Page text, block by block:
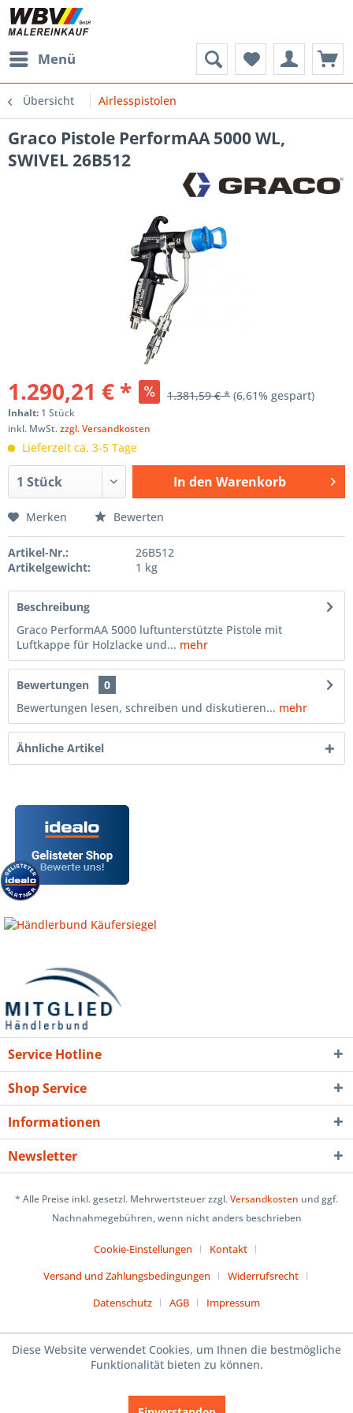
Menü
Übersicht Airlesspistolen
Graco Pistole PerformAA 5000 WL,
SWIVEL 26B512
1.290,21 € * 1.381,59 € * (6,61% gespart)
Inhalt: 1 Stück
inkl. MwSt.zzgl. Versandkosten
Lieferzeit ca. 3-5 Tage
In den Warenkorb
Merken Bewerten
Artikel-Nr.:
26B512
Artikelgewicht:
1 kg
Beschreibung
Graco PerformAA 5000 luftunterstützte Pistole mit
Luftkappe für Holzlacke und... mehr
Bewertungen
0
Bewertungen lesen, schreiben und diskutieren... mehr
Ähnliche Artikel
Service Hotline
Shop Service
Informationen
Newsletter
* Alle Preise inkl. gesetzl. Mehrwertsteuer zzgl.Versandkosten und ggf.
Nachnahmegebühren, wenn nicht anders beschrieben
Cookie-Einstellungen
Kontakt
Versand und Zahlungsbedingungen
Widerrufsrecht
Datenschutz
AGB Impressum
Diese Website verwendet Cookies, um Ihnen die bestmögliche
Funktionalität bieten zu können.